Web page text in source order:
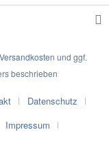
Versandkosten und ggf.
beschrieben
Datenschutz
Impressum